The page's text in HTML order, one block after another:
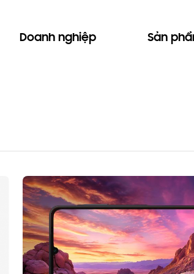
Doanh nghiệp Sản